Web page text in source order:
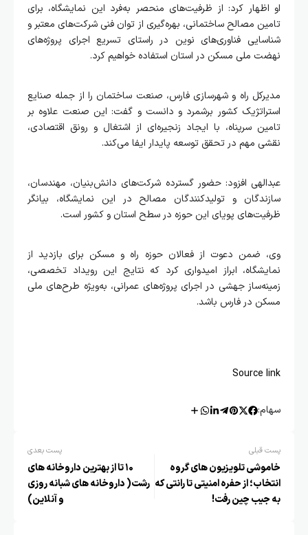
او اظهار کرد: از ظرفیت‌های منحصر به‌فرد این نمایشگاه، برای
تامین مصالح ساختمانی، بهره‌گیری از توان فنی شرکت‌های معتبر و
شناسایی فناوری‌های نوین در راستای تسریع اجرای پروژه‌های
نهضت ملی مسکن در استان استفاده خواهیم کرد.
مدیرکل راه و شهرسازی فارس، صنعت ساختمان را از جمله صنایع
استراتژیک کشور برشمرد و دانست و گفت: این صنعت علاوه بر
تامین سرپناه، با ایجاد زنجیره‌ای از اشتغال و رونق اقتصادی،
نقشی مهم در تحقق توسعه پایدار ایفا می‌کند.
عبدالهی افزود: حضور گسترده شرکت‌های دانش‌بنیان، مهندسان،
سازندگان و تولیدکنندگان مصالح در این نمایشگاه، بیانگر
ظرفیت‌های پویای این حوزه در سطح استان و کشور است.
وی، ضمن دعوت از فعالان حوزه راه و مسکن برای بازدید از
نمایشگاه، ابراز امیدواری کرد که نتایج این رویداد تخصصی،
زمینه‌ساز جهشی در اجرای پروژه‌های عمرانی، به‌ویژه طرح‌های ملی
مسکن در فارس باشد.
Source link
سهام:
پست قبلی
خاموشی تلویزیون های گروه
انتخاب؛ از حفره امنیتی تا رانتی که
به جیب چین رفت!
پست بعدی
۱۰ تا از بهترین داروخانه های
رشت( داروخانه های شبانه روزی
و آنلاین)